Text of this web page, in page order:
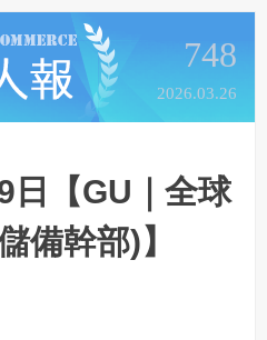
748
2026.03.26
日【GU｜全球
備幹部)】